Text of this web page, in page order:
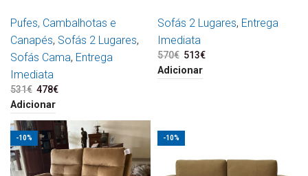
Pufes, Cambalhotas e
Canapés, Sofás 2 Lugares,
Sofás Cama, Entrega
Imediata
531€ O preço original era:
531€.
478€
Adicionar
Sofás 2 Lugares, Entrega
Imediata
570€ O preço original era:
570€.
513€
Adicionar
-10% -10%